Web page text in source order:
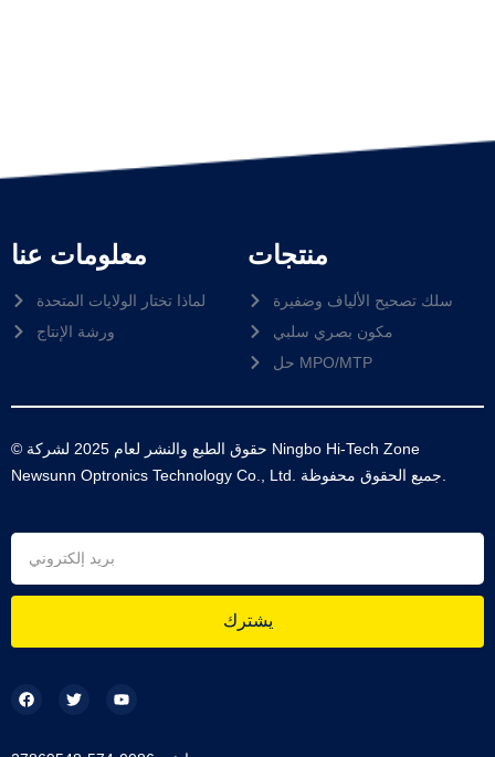
معلومات عنا
لماذا تختار الولايات المتحدة
ورشة الإنتاج
منتجات
سلك تصحيح الألياف وضفيرة
مكون بصري سلبي
حل MPO/MTP
© حقوق الطبع والنشر لعام 2025 لشركة Ningbo Hi-Tech Zone
يشترك